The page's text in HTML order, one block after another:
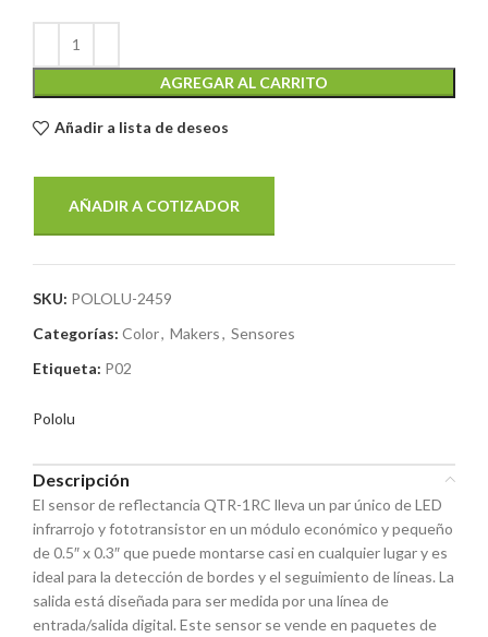
AGREGAR AL CARRITO
Añadir a lista de deseos
AÑADIR A COTIZADOR
SKU: POLOLU-2459
Categorías: Color, Makers, Sensores
Etiqueta: P02
Pololu
Descripción
El sensor de reflectancia QTR-1RC lleva un par único de LED
infrarrojo y fototransistor en un módulo económico y pequeño
de 0.5″ x 0.3″ que puede montarse casi en cualquier lugar y es
ideal para la detección de bordes y el seguimiento de líneas. La
salida está diseñada para ser medida por una línea de
entrada/salida digital. Este sensor se vende en paquetes de